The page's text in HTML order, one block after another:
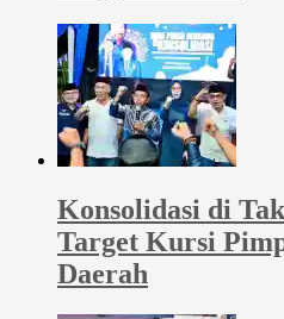
Konsolidasi di
Target Kursi
Daerah